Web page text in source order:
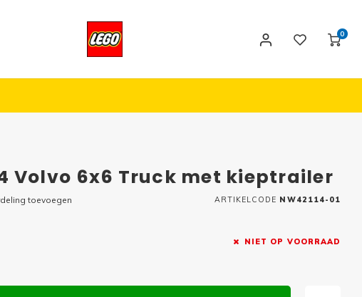
0
Volvo 6x6 Truck met kieptrailer
toevoegen ARTIKELCODE NW42114-01
NIET OP VOORRAAD